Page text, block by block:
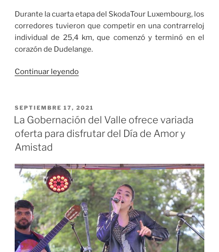
Durante la cuarta etapa del SkodaTour Luxembourg, los
corredores tuvieron que competir en una contrarreloj
individual de 25,4 km, que comenzó y terminó en el
corazón de Dudelange.
Continuar leyendo«Almeida
la
general
con
de
43
«sobre
Hirschi
y
50»
sobre
su
PUBLICADO
EL
SEPTIEMBRE 17, 2021
La Gobernación del Valle ofrece variada
oferta para disfrutar del Día de Amor y
Amistad